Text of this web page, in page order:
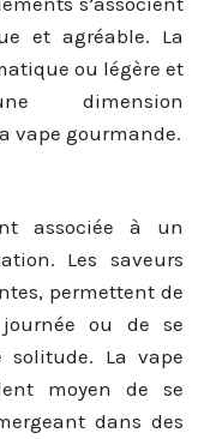
et agréable. La
ou légère et
dimension
vape gourmande.
associée à un
Les saveurs
permettent de
ou de se
solitude. La vape
moyen de se
dans des